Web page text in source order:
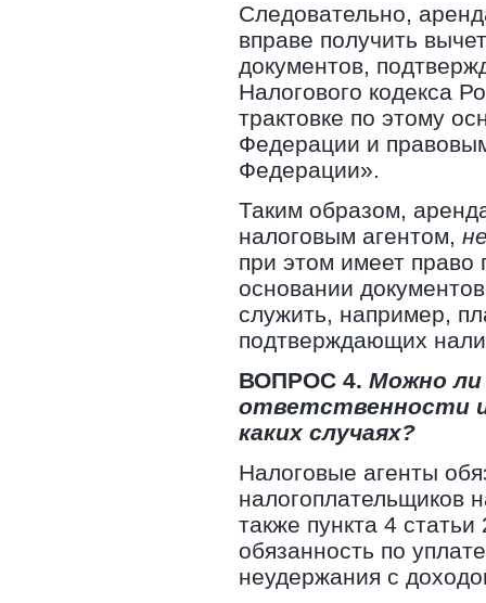
Следовательно,
вправе получить
документов,
Налогового кодекса
трактовке по этому
Федерации и
Федерации».
Таким образом,
налоговым агентом,
при этом имеет
основании
служить, например,
подтверждающих
ВОПРОС 4. Можно ли
ответственности
каких случаях?
Налоговые агенты
налогоплательщиков
также пункта 4
обязанность по
неудержания с